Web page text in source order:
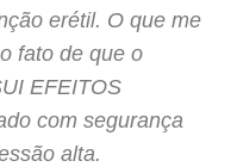
erétil. O que me
fato de que o
EFEITOS
com segurança
alta.